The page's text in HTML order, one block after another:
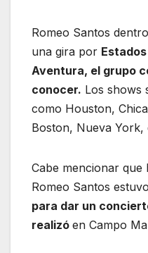
Romeo Santos
una gira por
Aventura, el grupo
conocer. Los shows
como Houston,
Boston, Nueva York,
Cabe mencionar que
Romeo Santos
para dar un
realizó en Campo